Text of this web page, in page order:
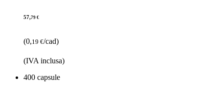
57,79 €
(0,19 €/cad)
(IVA inclusa)
400 capsule